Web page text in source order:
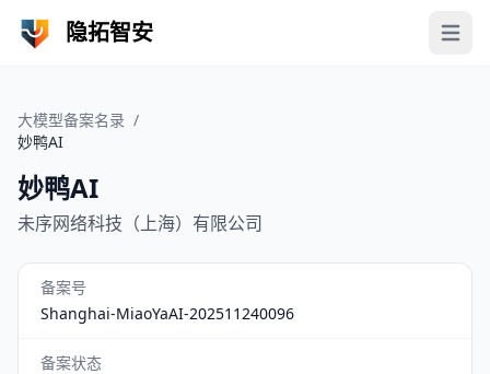
隐拓智安 Open
大模型备案名录 /
妙鸭AI
妙鸭AI
未序网络科技（上海）有限公司
备案号
Shanghai-MiaoYaAI-202511240096
备案状态